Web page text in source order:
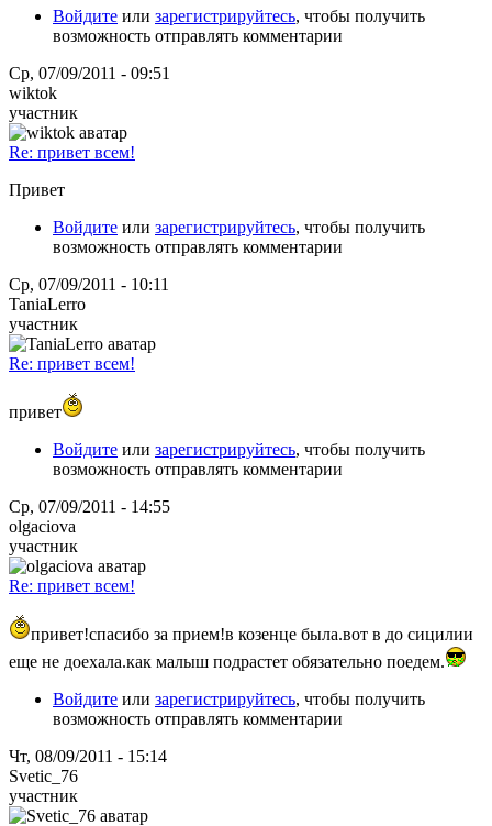
Войдите или зарегистрируйтесь, чтобы получить
возможность отправлять комментарии
Ср, 07/09/2011 - 09:51
wiktok
участник
Re: привет всем!
Привет
Войдите или зарегистрируйтесь, чтобы получить
возможность отправлять комментарии
Ср, 07/09/2011 - 10:11
TaniaLerro
участник
Re: привет всем!
привет
Войдите или зарегистрируйтесь, чтобы получить
возможность отправлять комментарии
Ср, 07/09/2011 - 14:55
olgaciova
участник
Re: привет всем!
привет!спасибо за прием!в козенце была.вот в до сицилии
еще не доехала.как малыш подрастет обязательно поедем.
Войдите или зарегистрируйтесь, чтобы получить
возможность отправлять комментарии
Чт, 08/09/2011 - 15:14
Svetic_76
участник